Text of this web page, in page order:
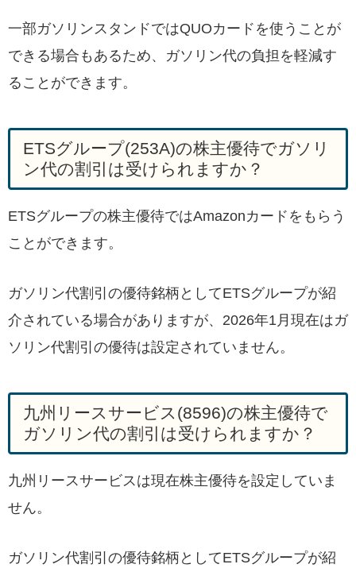
一部ガソリンスタンドではQUOカードを使うことが
できる場合もあるため、ガソリン代の負担を軽減す
ることができます。
ETSグループ(253A)の株主優待でガソリ
ン代の割引は受けられますか？
ETSグループの株主優待ではAmazonカードをもらう
ことができます。
ガソリン代割引の優待銘柄としてETSグループが紹
介されている場合がありますが、2026年1月現在はガ
ソリン代割引の優待は設定されていません。
九州リースサービス(8596)の株主優待で
ガソリン代の割引は受けられますか？
九州リースサービスは現在株主優待を設定していま
せん。
ガソリン代割引の優待銘柄としてETSグループが紹